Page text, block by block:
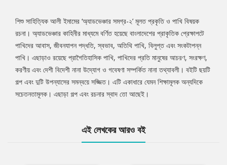
Tab
Article
শিশু সাহিত্যিক আলী ইমামের ‘অ্যাডভেঞ্চার সমগ্র-২’ মূলত প্রকৃতি ও পাখি বিষয়ক
রচনা। অ্যাডভেঞ্চার কাহিনীর মাধ্যমে বর্ণিত হয়েছে বাংলাদেশের প্রাকৃতিক প্রেক্ষাপটে
পাখিদের আবাস, জীবনযাপন পদ্ধতি, স্বভাব, অতিথি পাখি, বিলুপ্ত এবং সংকটাপন্ন
পাখি। এছাড়াও রয়েছে প্রাগৈতিহাসিক পাখি, পাখিদের প্রতি মানুষের আচরণ, সংরক্ষণ,
করণীয় এবং দেশী বিদেশী নানা উদ্যোগ ও গবেষণা সম্পর্কিত নানা তথ্যাবলী। বইটি ছয়টি
গল্প এবং দুটি উপন্যাসের সমন্বয়ে সজ্জিত। এটি একাধারে যেমন শিক্ষামূলক অন্যদিকে
সচেতনতামূলক। এছাড়া গল্প এবং রচনার স্বাদ তো আছেই।
এই লেখকের আরও বই